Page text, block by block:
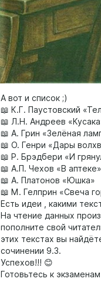
А вот и список ;)
📖 К.Г. Паустовский
📖 Л.Н. Андреев
📖 А. Грин «Зелёная
📖 О. Генри «Дары
📖 Р. Брэдбери «И
📖 А.П. Чехов «В аптеке»
📖 А. Платонов «Юшка»
📖 М. Гелприн «Свеча
Есть идеи , какими
На чтение данных
пополните свой
этих текстах вы
сочинении 9.3.
Успехов!!! 😊
Готовьтесь к